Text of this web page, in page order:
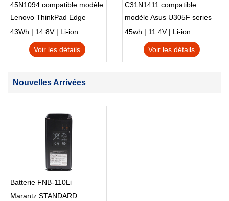
45N1094 compatible modèle
Lenovo ThinkPad Edge
S230u Twist
43Wh | 14.8V | Li-ion ...
Voir les détails
C31N1411 compatible
modèle Asus U305F series
45wh | 11.4V | Li-ion ...
Voir les détails
Nouvelles Arrivées
Batterie FNB-110Li
Marantz STANDARD